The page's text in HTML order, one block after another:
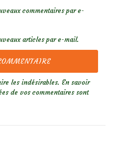
commentaires par e-
articles par e-mail.
les indésirables. En savoir
de vos commentaires sont